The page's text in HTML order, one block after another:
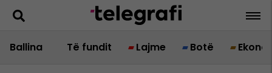
Ballina Të fundit Lajme Botë